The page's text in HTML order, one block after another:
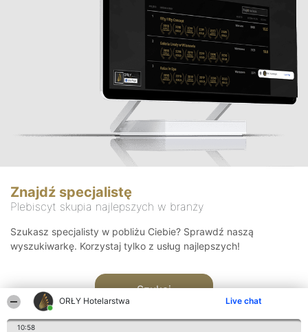
ORŁY Hotelarstwa Live chat
10:58
Znajdź specjalistę
Plebiscyt skupia najlepszych w branży
Szukasz specjalisty w pobliżu Ciebie? Sprawdź naszą
wyszukiwarkę. Korzystaj tylko z usług najlepszych!
Szukaj